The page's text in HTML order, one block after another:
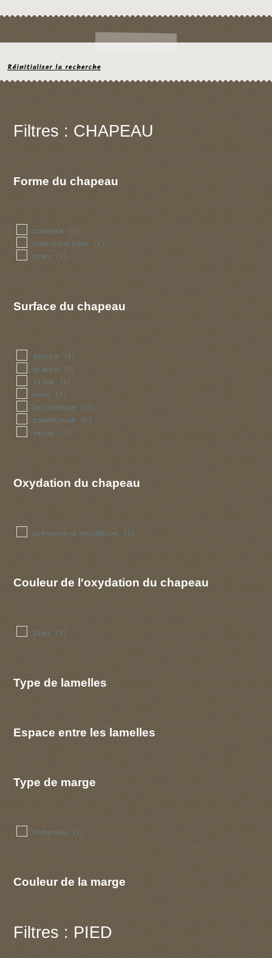
Réinitialiser la recherche
Filtres : CHAPEAU
Forme du chapeau
convexe (1)
hemispherique (1)
plan (1)
Surface du chapeau
feutre (1)
glabre (1)
lisse (1)
mate (1)
pelucheuse (1)
tomenteuse (1)
velue (1)
Oxydation du chapeau
presence d oxydation (1)
Couleur de l'oxydation du chapeau
bleu (1)
Type de lamelles
Espace entre les lamelles
Type de marge
incurvee (1)
Couleur de la marge
Filtres : PIED